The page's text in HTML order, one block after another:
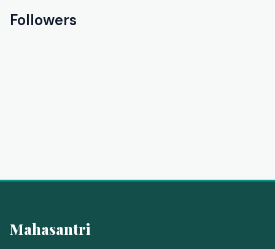
Followers
Mahasantri